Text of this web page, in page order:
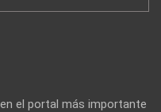
el portal más importante